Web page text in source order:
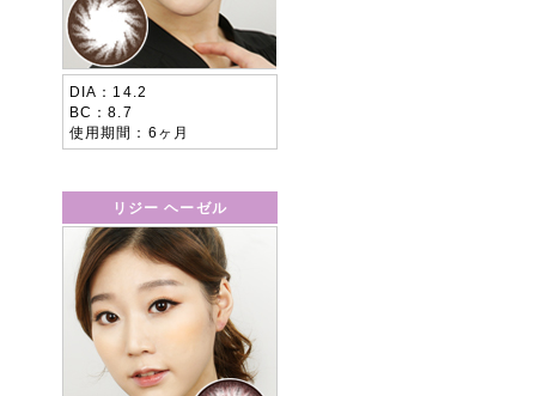
DIA
14.2
BC
8.7
使用期間
6ヶ月
リジー ヘーゼル